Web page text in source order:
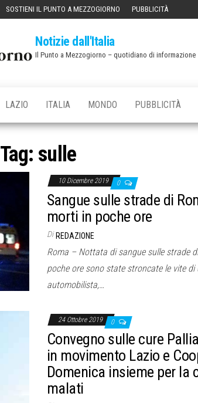
SOSTIENI IL PUNTO A MEZZOGIORNO PUBBLICITÀ
Notizie dall'Italia
Il Punto a Mezzogiorno – quotidiano di informazione
LAZIO ITALIA MONDO PUBBLICITÀ
Tag: sulle
10 Dicembre 2019 0
Sangue sulle strade di
morti in poche ore
Di REDAZIONE
Roma – Nottata di sangue sulle strade
poche ore sono state stroncate le vite di
automobilista,…
24 Ottobre 2019 0
Convegno sulle cure
in movimento Lazio e
Domenica insieme per la
malati